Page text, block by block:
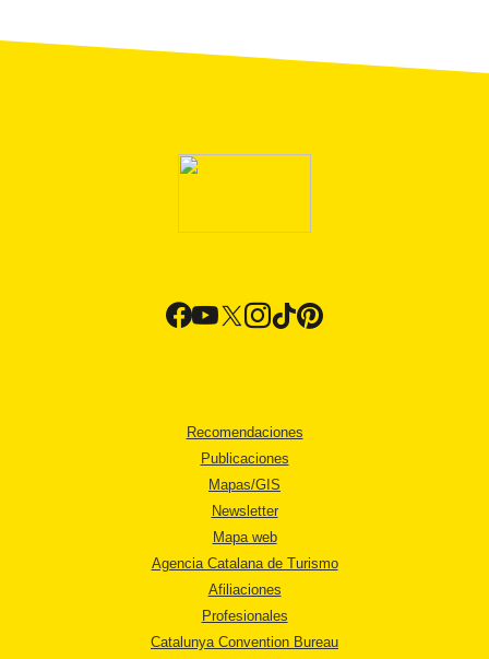
Recomendaciones
Publicaciones
Mapas/GIS
Newsletter
Mapa web
Agencia Catalana de Turismo
Afiliaciones
Profesionales
Catalunya Convention Bureau